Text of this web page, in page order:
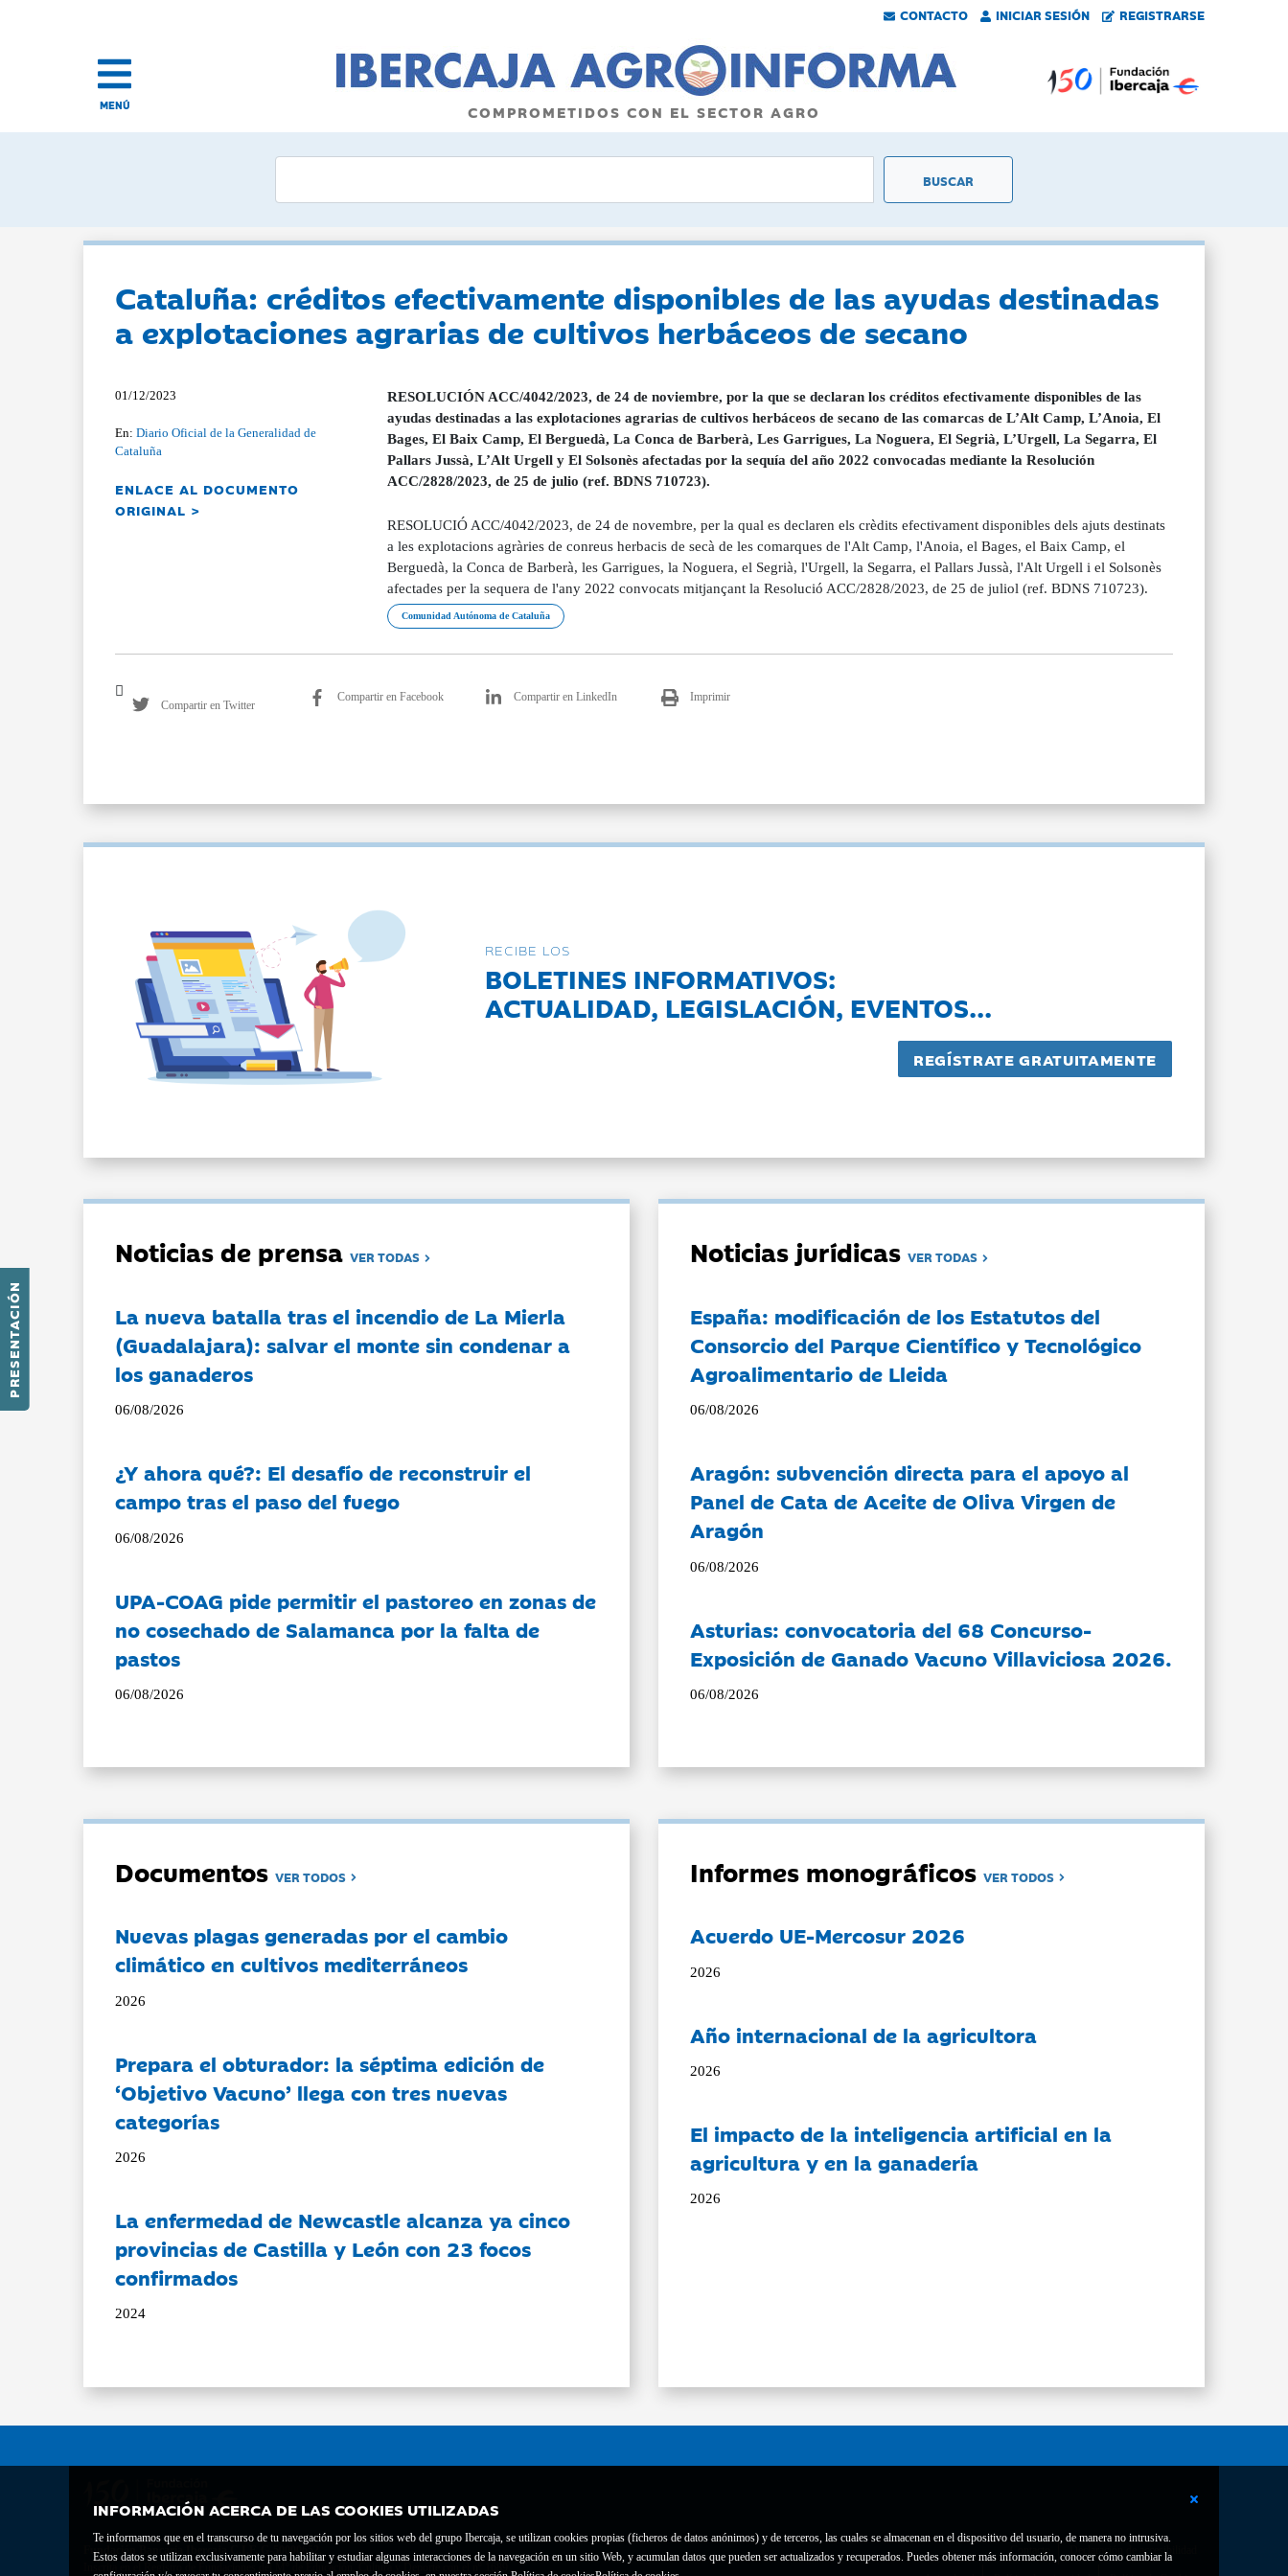
CONTACTO INICIAR SESIÓN REGISTRARSE
PRESENTACIÓN
MENÚ COMPROMETIDOS CON EL SECTOR AGRO
INFORMACIÓN ACERCA DE LAS COOKIES UTILIZADAS
Te informamos que en el transcurso de tu navegación por los sitios web del grupo Ibercaja, se utilizan cookies propias (ficheros de datos anónimos) y de terceros, las cuales se almacenan en el dispositivo del usuario, de manera no intrusiva.
Estos datos se utilizan exclusivamente para habilitar y estudiar algunas interacciones de la navegación en un sitio Web, y acumulan datos que pueden ser actualizados y recuperados. Puedes obtener más información, conocer cómo cambiar la
Cataluña: créditos efectivamente disponibles de las ayudas destinadas
a explotaciones agrarias de cultivos herbáceos de secano
01/12/2023
En:Diario Oficial de la Generalidad de
Cataluña
ENLACE AL DOCUMENTO
ORIGINAL >
RESOLUCIÓN ACC/4042/2023, de 24 de noviembre, por la que se declaran los créditos efectivamente disponibles de las
ayudas destinadas a las explotaciones agrarias de cultivos herbáceos de secano de las comarcas de L’Alt Camp, L’Anoia, El
Bages, El Baix Camp, El Berguedà, La Conca de Barberà, Les Garrigues, La Noguera, El Segrià, L’Urgell, La Segarra, El
Pallars Jussà, L’Alt Urgell y El Solsonès afectadas por la sequía del año 2022 convocadas mediante la Resolución
ACC/2828/2023, de 25 de julio (ref. BDNS 710723).
RESOLUCIÓ ACC/4042/2023, de 24 de novembre, per la qual es declaren els crèdits efectivament disponibles dels ajuts destinats
a les explotacions agràries de conreus herbacis de secà de les comarques de l'Alt Camp, l'Anoia, el Bages, el Baix Camp, el
Berguedà, la Conca de Barberà, les Garrigues, la Noguera, el Segrià, l'Urgell, la Segarra, el Pallars Jussà, l'Alt Urgell i el Solsonès
afectades per la sequera de l'any 2022 convocats mitjançant la Resolució ACC/2828/2023, de 25 de juliol (ref. BDNS 710723).
Comunidad Autónoma de Cataluña
Compartir en Twitter
Compartir en Facebook Compartir en LinkedIn Imprimir
RECIBE LOS
BOLETINES INFORMATIVOS:
ACTUALIDAD, LEGISLACIÓN, EVENTOS...
Noticias de prensaVER TODAS
La nueva batalla tras el incendio de La Mierla
(Guadalajara): salvar el monte sin condenar a
los ganaderos
06/08/2026
¿Y ahora qué?: El desafío de reconstruir el
campo tras el paso del fuego
06/08/2026
UPA-COAG pide permitir el pastoreo en zonas de
no cosechado de Salamanca por la falta de
pastos
06/08/2026
Noticias jurídicasVER TODAS
España: modificación de los Estatutos del
Consorcio del Parque Científico y Tecnológico
Agroalimentario de Lleida
06/08/2026
Aragón: subvención directa para el apoyo al
Panel de Cata de Aceite de Oliva Virgen de
Aragón
06/08/2026
Asturias: convocatoria del 68 Concurso-
Exposición de Ganado Vacuno Villaviciosa 2026.
06/08/2026
DocumentosVER TODOS
Nuevas plagas generadas por el cambio
climático en cultivos mediterráneos
2026
Prepara el obturador: la séptima edición de
‘Objetivo Vacuno’ llega con tres nuevas
categorías
2026
La enfermedad de Newcastle alcanza ya cinco
provincias de Castilla y León con 23 focos
confirmados
2024
Informes monográficosVER TODOS
Acuerdo UE-Mercosur 2026
2026
Año internacional de la agricultora
2026
El impacto de la inteligencia artificial en la
agricultura y en la ganadería
2026
Fundación Bancaria Ibercaja C.I.F. G-50000652.
Inscrita en el Registro de Fundaciones del Mº de Educación, Cultura y Deporte con el nº 1689.
Contacto Declaración de accesibilidad